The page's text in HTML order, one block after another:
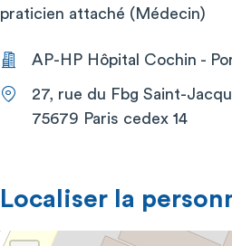
praticien attaché (Médecin)
AP-HP Hôpital Cochin -
27, rue du Fbg Saint-
75679 Paris cedex 14
Localiser la